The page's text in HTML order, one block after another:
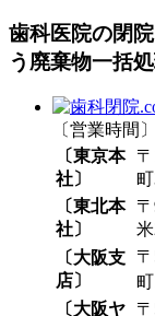
歯科医院の閉
う廃棄物一括
〔営業時間
〔東京本
社〕
〔東北本
社〕
〔大阪支
店〕
〔大阪ヤ